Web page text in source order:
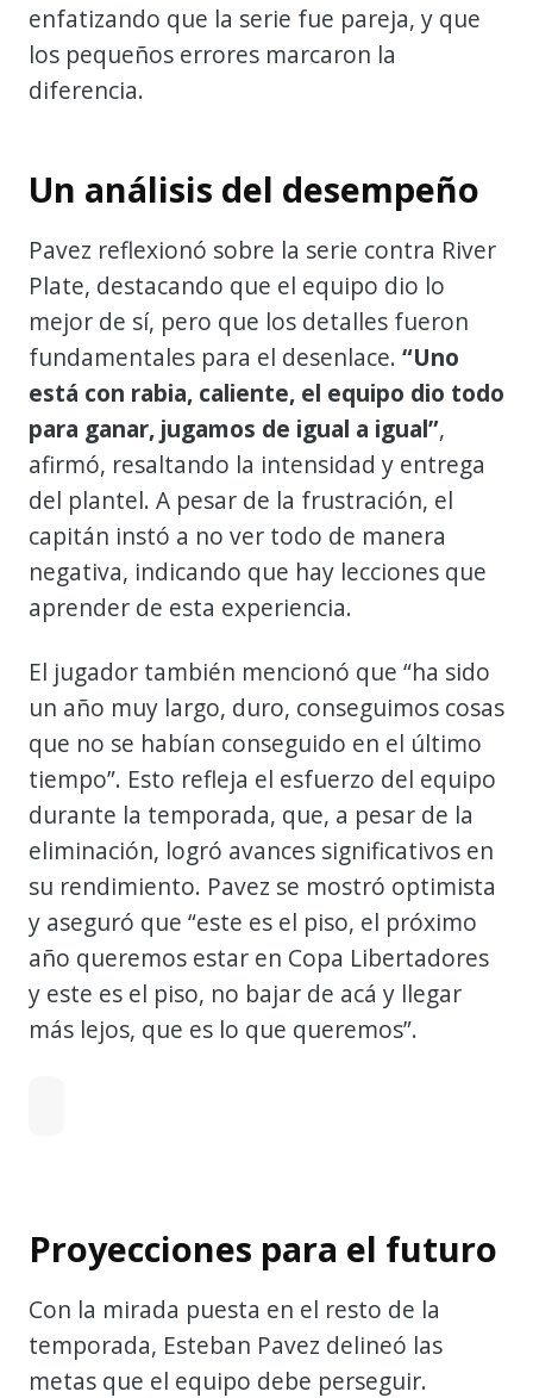
enfatizando que la serie fue pareja, y que
los pequeños errores marcaron la
diferencia.
Un análisis del desempeño
Pavez reflexionó sobre la serie contra River
Plate, destacando que el equipo dio lo
mejor de sí, pero que los detalles fueron
fundamentales para el desenlace. “Uno
está con rabia, caliente, el equipo dio todo
para ganar, jugamos de igual a igual”,
afirmó, resaltando la intensidad y entrega
del plantel. A pesar de la frustración, el
capitán instó a no ver todo de manera
negativa, indicando que hay lecciones que
aprender de esta experiencia.
El jugador también mencionó que “ha sido
un año muy largo, duro, conseguimos cosas
que no se habían conseguido en el último
tiempo”. Esto refleja el esfuerzo del equipo
durante la temporada, que, a pesar de la
eliminación, logró avances significativos en
su rendimiento. Pavez se mostró optimista
y aseguró que “este es el piso, el próximo
año queremos estar en Copa Libertadores
y este es el piso, no bajar de acá y llegar
más lejos, que es lo que queremos”.
Proyecciones para el futuro
Con la mirada puesta en el resto de la
temporada, Esteban Pavez delineó las
metas que el equipo debe perseguir.